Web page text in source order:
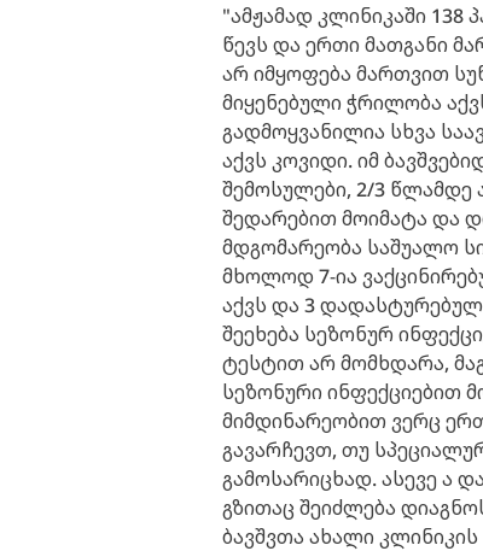
"ამჟამად კლინიკაში 138
წევს და ერთი მათგანი
არ იმყოფება მართვით
მიყენებული ჭრილობა
გადმოყვანილია სხვა
აქვს კოვიდი. იმ
შემოსულები, 2/3
შედარებით მოიმატა და
მდგომარეობა საშუალო
მხოლოდ 7-ია
აქვს და 3
შეეხება სეზონურ
ტესტით არ მომხდარა,
სეზონური ინფექციებით
მიმდინარეობით ვერც
გავარჩევთ, თუ
გამოსარიცხად. ასევე ა
გზითაც შეიძლება
ბავშვთა ახალი